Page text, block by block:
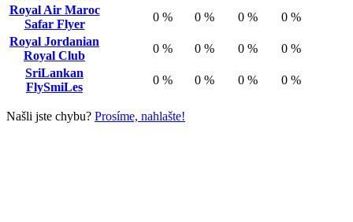
Royal Air Maroc
Safar Flyer
0 % 0 % 0 %
0 %
Royal Jordanian
Royal Club
0 % 0 % 0 %
0 %
SriLankan
FlySmiLes
0 % 0 % 0 % 0 %
Našli jste chybu? Prosíme, nahlašte!